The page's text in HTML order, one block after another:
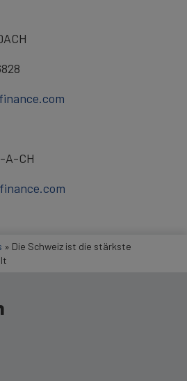
A-CH
» Die Schweiz ist die stärkste